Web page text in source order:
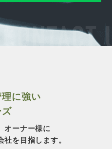
CONTACT
に強い
ズ
オーナー様に
を目指します。